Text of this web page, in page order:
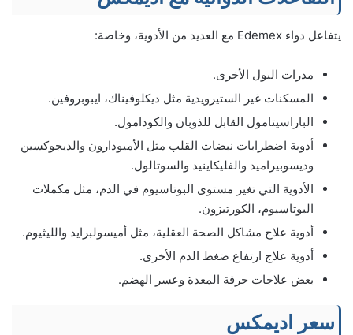
يتفاعل دواء Edemex مع العديد من الأدوية، وخاصة:
مدرات البول الأخرى.
المسكنات غير الستيرويدية مثل ديكلوفيناك، ايبوبروفين.
الباراسيتامول القابل للذوبان والكودامول.
أدوية اضطرابات نبضات القلب مثل الأميودارون والديجوكسين
وديسوبيراميد والفليكاينيد والسوتالول.
الأدوية التي تغير مستوى البوتاسيوم في الدم، مثل مكملات
البوتاسيوم، الكورتيزون.
أدوية علاج مشاكل الصحة العقلية، مثل أميسولبرايد والليثيوم.
أدوية علاج ارتفاع ضغط الدم الأخرى.
بعض علاجات حرقة المعدة وعسر الهضم.
سعر اديمكس